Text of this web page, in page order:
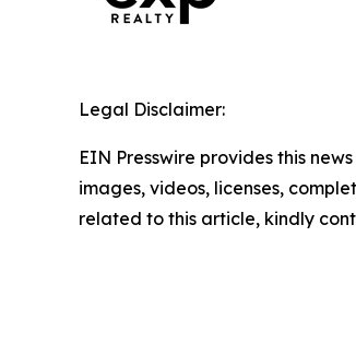
Legal Disclaimer:
EIN Presswire provides this
images, videos, licenses,
related to this article, kindly